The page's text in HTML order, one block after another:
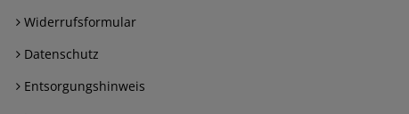
Widerrufsformular
Datenschutz
Entsorgungshinweis